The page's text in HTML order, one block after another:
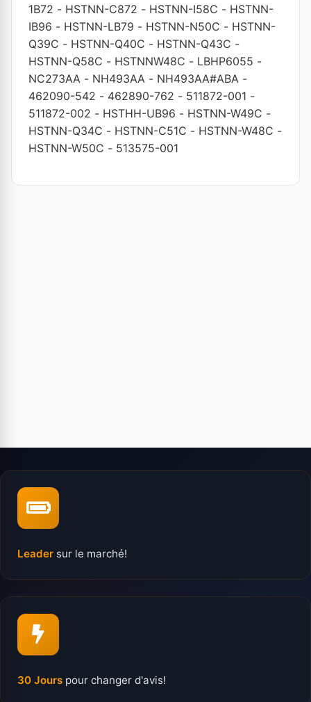
1B72 - HSTNN-C872 - HSTNN-I58C - HSTNN-
IB96 - HSTNN-LB79 - HSTNN-N50C - HSTNN-
Q39C - HSTNN-Q40C - HSTNN-Q43C -
HSTNN-Q58C - HSTNNW48C - LBHP6055 -
NC273AA - NH493AA - NH493AA#ABA -
462090-542 - 462890-762 - 511872-001 -
511872-002 - HSTHH-UB96 - HSTNN-W49C -
HSTNN-Q34C - HSTNN-C51C - HSTNN-W48C -
HSTNN-W50C - 513575-001
Leader sur le marché!
30 Jours pour changer d'avis!